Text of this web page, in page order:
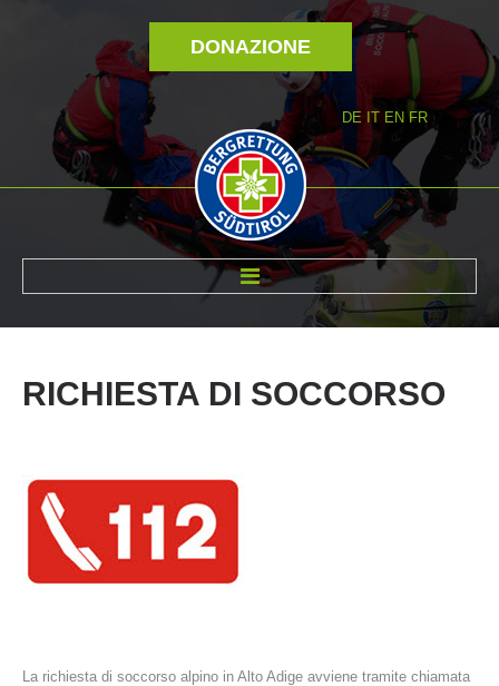
DONAZIONE
DE IT EN FR
RICHIESTA DI SOCCORSO
La richiesta di soccorso alpino in Alto Adige avviene tramite chiamata